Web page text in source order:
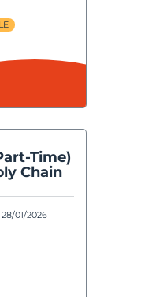
Time)
Chain
28/01/2026